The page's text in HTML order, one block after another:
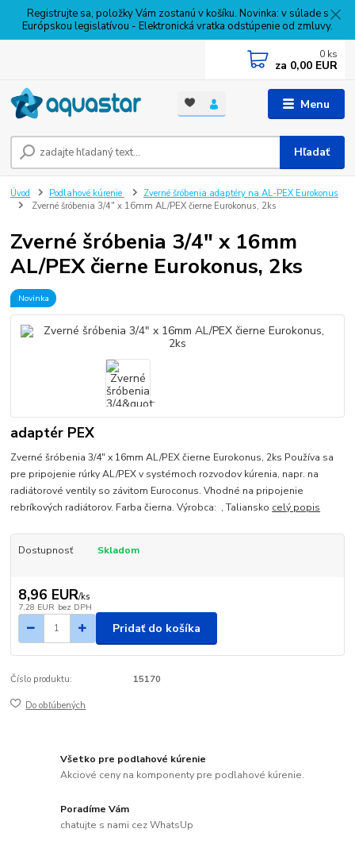
Registrujte sa, položky Vám zostanú v košíku. Novinka: v súlade s
Európskou legislatívou - Elektronická vratka odstúpenie od zmluvy.
Menu
Hľadať
0 ks
za 0,00 EUR
Úvod Podlahové kúrenie
Zverné šróbenia adaptéry na AL-PEX Eurokonus
Zverné šróbenia 3/4" x 16mm AL/PEX čierne Eurokonus, 2ks
Zverné šróbenia 3/4" x 16mm
AL/PEX čierne Eurokonus, 2ks
Novinka
adaptér PEX
Zverné šróbenia 3/4" x 16mm AL/PEX čierne Eurokonus, 2ks Používa sa
pre pripojenie rúrky AL/PEX v systémoch rozvodov kúrenia, napr. na
radiátorové ventily so závitom Euroconus. Vhodné na pripojenie
rebríkových radiátorov. Farba čierna. Výrobca: , Taliansko celý popis
Dostupnosť Skladom
8,96 EUR/ks
7,28 EUR bez DPH
Pridať do košíka
Číslo produktu: 15170
Do obľúbených
Všetko pre podlahové kúrenie
Akciové ceny na komponenty pre podlahové kúrenie.
Poradíme Vám
chatujte s nami cez WhatsUp